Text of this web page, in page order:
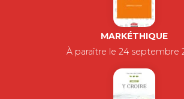
MARKÉTHIQUE
À paraître le 24 septembre